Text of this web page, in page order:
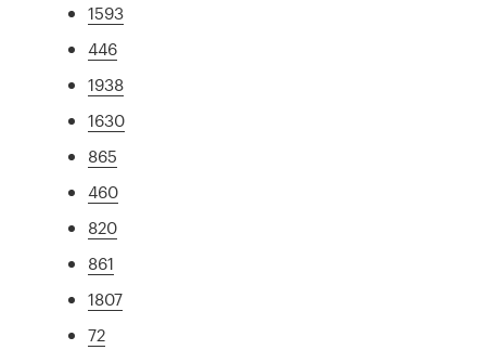
1593
446
1938
1630
865
460
820
861
1807
72